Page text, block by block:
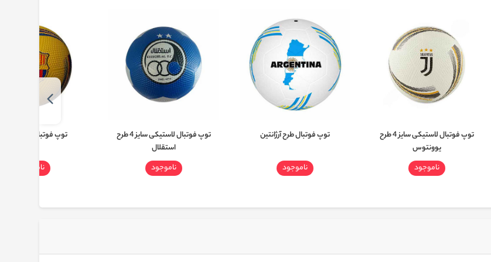
توپ فوتبال لاستیکی سایز 4 طرح
یوونتوس
ناموجود
توپ فوتبال طرح آرژانتین
ناموجود
توپ فوتبال لاستیکی سایز 4 طرح
استقلال
ناموجود
توپ فوتبال طرح
ناموجود